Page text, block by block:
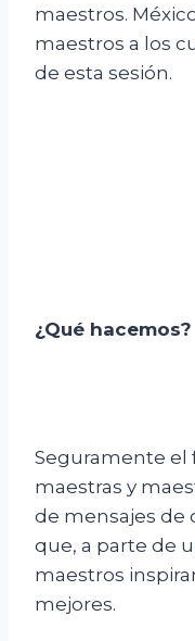
maestros.
maestros a los
de esta sesión.
¿Qué hacemos?
Seguramente el
maestras y
de mensajes de
que, a parte de
maestros
mejores.